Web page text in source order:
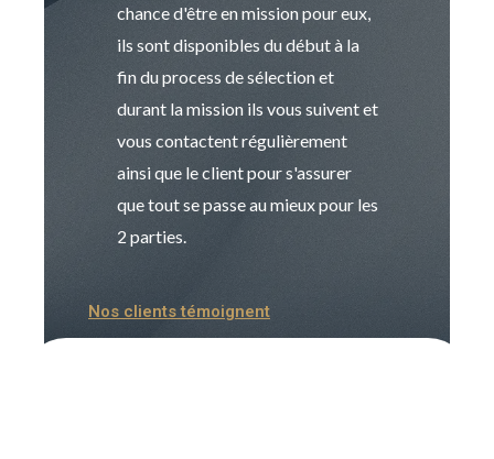
chance d'être en mission pour eux,
ils sont disponibles du début à la
fin du process de sélection et
durant la mission ils vous suivent et
vous contactent régulièrement
ainsi que le client pour s'assurer
que tout se passe au mieux pour les
2 parties.
Nos clients témoignent